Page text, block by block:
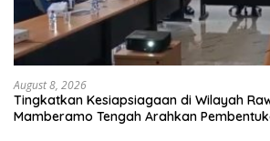
August 8, 2026
Tingkatkan Kesiapsiagaan di Wilayah
Mamberamo Tengah Arahkan